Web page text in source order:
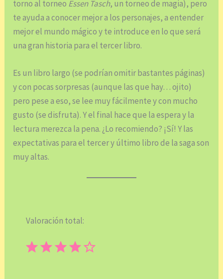
torno al torneo Essen Tasch, un torneo de magia), pero
te ayuda a conocer mejor a los personajes, a entender
mejor el mundo mágico y te introduce en lo que será
una gran historia para el tercer libro.
Es un libro largo (se podrían omitir bastantes páginas)
y con pocas sorpresas (aunque las que hay… ojito)
pero pese a eso, se lee muy fácilmente y con mucho
gusto (se disfruta). Y el final hace que la espera y la
lectura merezca la pena. ¿Lo recomiendo? ¡Sí! Y las
expectativas para el tercer y último libro de la saga son
muy altas.
Valoración total:
⭐⭐⭐⭐